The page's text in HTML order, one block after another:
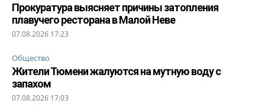
Прокуратура выясняет причины затопления
плавучего ресторана в Малой Неве
07.08.2026 17:23
Общество
Жители Тюмени жалуются на мутную воду с
запахом
07.08.2026 17:03